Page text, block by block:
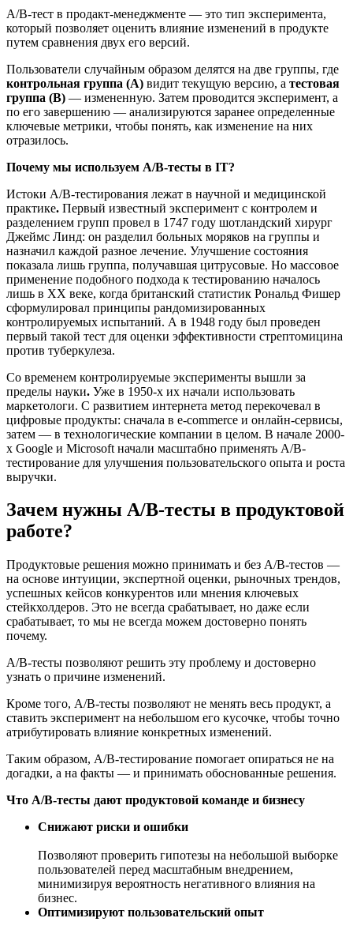
A/B-тест в продакт-менеджменте — это тип эксперимента,
который позволяет оценить влияние изменений в продукте
путем сравнения двух его версий.
Пользователи случайным образом делятся на две группы, где
контрольная группа (A) видит текущую версию, а тестовая
группа (B) — измененную. Затем проводится эксперимент, а
по его завершению — анализируются заранее определенные
ключевые метрики, чтобы понять, как изменение на них
отразилось.
Почему мы используем A/B-тесты в IT?
Истоки A/B-тестирования лежат в научной и медицинской
практике. Первый известный эксперимент с контролем и
разделением групп провел в 1747 году шотландский хирург
Джеймс Линд: он разделил больных моряков на группы и
назначил каждой разное лечение. Улучшение состояния
показала лишь группа, получавшая цитрусовые. Но массовое
применение подобного подхода к тестированию началось
лишь в XX веке, когда британский статистик Рональд Фишер
сформулировал принципы рандомизированных
контролируемых испытаний. А в 1948 году был проведен
первый такой тест для оценки эффективности стрептомицина
против туберкулеза.
Со временем контролируемые эксперименты вышли за
пределы науки. Уже в 1950-х их начали использовать
маркетологи. С развитием интернета метод перекочевал в
цифровые продукты: сначала в e-commerce и онлайн-сервисы,
затем — в технологические компании в целом. В начале 2000-
х Google и Microsoft начали масштабно применять A/B-
тестирование для улучшения пользовательского опыта и роста
выручки.
Зачем нужны A/B-тесты в продуктовой
работе?
Продуктовые решения можно принимать и без A/B-тестов —
на основе интуиции, экспертной оценки, рыночных трендов,
успешных кейсов конкурентов или мнения ключевых
стейкхолдеров. Это не всегда срабатывает, но даже если
срабатывает, то мы не всегда можем достоверно понять
почему.
A/B-тесты позволяют решить эту проблему и достоверно
узнать о причине изменений.
Кроме того, A/B-тесты позволяют не менять весь продукт, а
ставить эксперимент на небольшом его кусочке, чтобы точно
атрибутировать влияние конкретных изменений.
Таким образом, A/B-тестирование помогает опираться не на
догадки, а на факты — и принимать обоснованные решения.
Что A/B-тесты дают продуктовой команде и бизнесу
Снижают риски и ошибки
Позволяют проверить гипотезы на небольшой выборке
пользователей перед масштабным внедрением,
минимизируя вероятность негативного влияния на
бизнес.
Оптимизируют пользовательский опыт